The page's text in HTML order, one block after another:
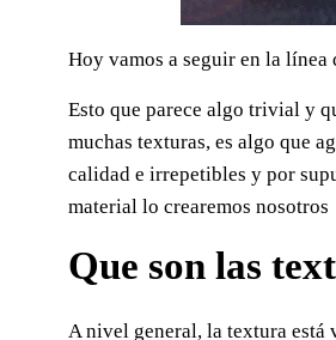
Hoy vamos a seguir en la línea
Esto que parece algo trivial y
muchas texturas, es algo que
calidad e irrepetibles y por
material lo crearemos nosotros
Que son las
A nivel general, la textura está